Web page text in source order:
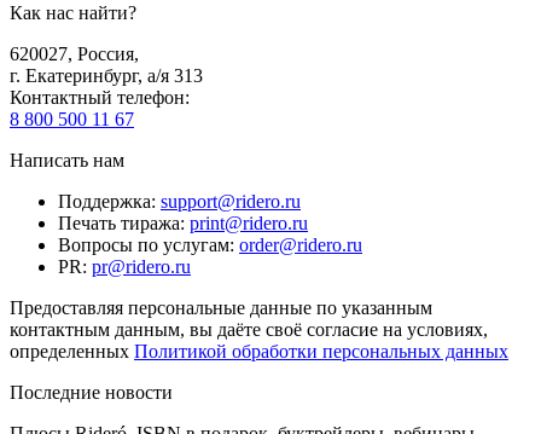
Как нас найти?
620027, Россия,
г. Екатеринбург, а/я 313
Контактный телефон:
8 800 500 11 67
Написать нам
Поддержка: support@ridero.ru
Печать тиража: print@ridero.ru
Вопросы по услугам: order@ridero.ru
PR: pr@ridero.ru
Предоставляя персональные данные по указанным
контактным данным, вы даёте своё согласие на условиях,
определенных Политикой обработки персональных данных
Последние новости